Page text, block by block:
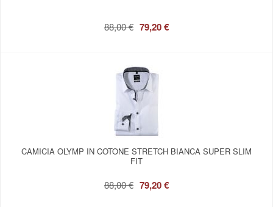
88,00 € 79,20 €
CAMICIA OLYMP IN COTONE STRETCH BIANCA SUPER SLIM
FIT
88,00 € 79,20 €